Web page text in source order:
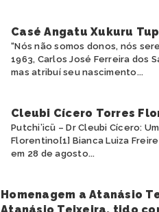
Casé Angatu Xukuru
“Nós não somos donos, nós
1963, Carlos José Ferreira dos
mas atribuí seu nascimento...
Cleubi Cícero Torres
Putchi’icü – Dr Cleubi Cícero:
Florentino[1] Bianca Luiza
em 28 de agosto...
Homenagem a Atanásio